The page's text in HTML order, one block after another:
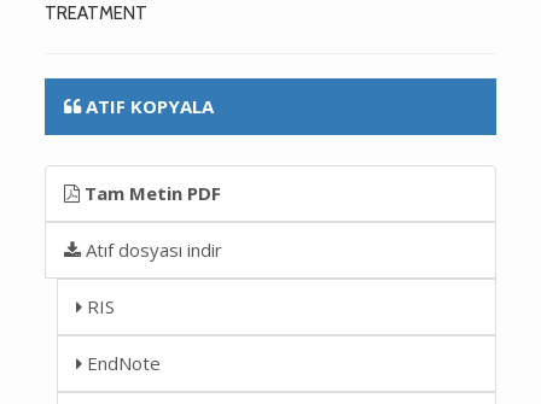
TREATMENT
ATIF KOPYALA
Tam Metin PDF
Atıf dosyası indir
RIS
EndNote